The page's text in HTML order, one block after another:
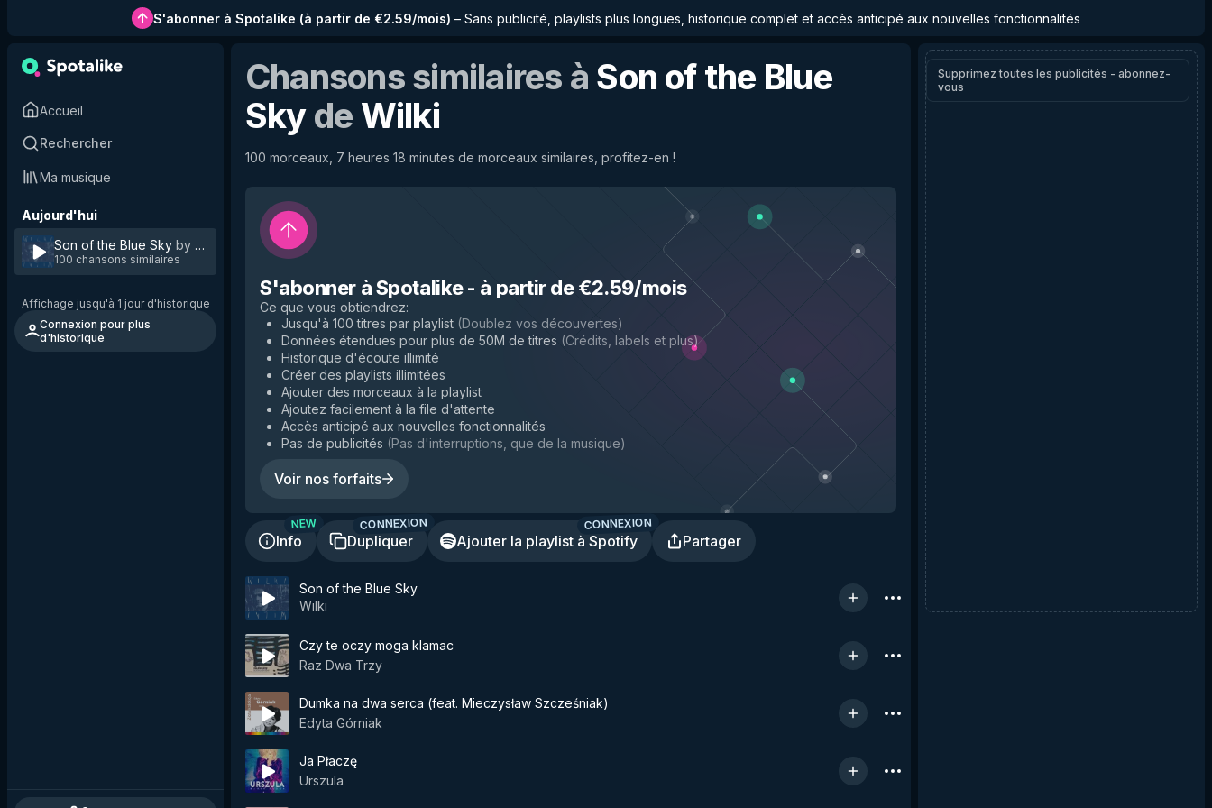
S'abonner à Spotalike (à partir de €2.59/mois) – Sans publicité, playlists plus longues, historique complet et accès anticipé aux nouvelles fonctionnalités
Accueil
Rechercher
Ma musique
Aujourd'hui
Son of the Blue Sky by Wilki
100 chansons similaires
Affichage jusqu'à 1 jour d'historique
Connexion pour plus
d'historique
Chansons similaires à Son of the Blue
Skyde Wilki
100 morceaux, 7 heures 18 minutes de morceaux similaires, profitez-en !
S'abonner à Spotalike- à partir de €2.59/mois
Ce que vous obtiendrez:
Jusqu'à 100 titres par playlist (Doublez vos découvertes)
Données étendues pour plus de 50M de titres (Crédits, labels et plus)
Historique d'écoute illimité
Créer des playlists illimitées
Ajouter des morceaux à la playlist
Ajoutez facilement à la file d'attente
Accès anticipé aux nouvelles fonctionnalités
Pas de publicités (Pas d'interruptions, que de la musique)
Voir nos forfaits
Info
NEW
Dupliquer
CONNEXION
Ajouter la playlist à Spotify
CONNEXION
Partager
Son of the Blue Sky
Wilki
Czy te oczy moga klamac
Raz Dwa Trzy
Dumka na dwa serca (feat. Mieczysław Szcześniak)
Edyta Górniak
Ja Płaczę
Urszula
Supprimez toutes les publicités - abonnez-
vous